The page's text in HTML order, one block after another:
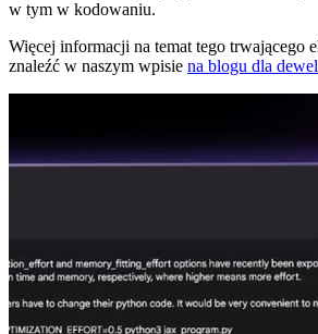
w tym w kodowaniu.
Więcej informacji na temat tego trwającego
znaleźć w naszym wpisie na blogu dla